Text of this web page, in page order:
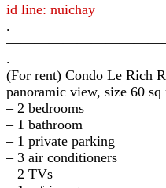
id line: nuichay
.
.
(For rent) Condo Le Rich
panoramic view, size 60 sq
– 2 bedrooms
– 1 bathroom
– 1 private parking
– 3 air conditioners
– 2 TVs